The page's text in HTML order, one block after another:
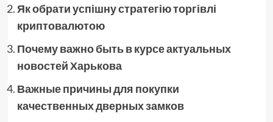
Як обрати успішну стратегію торгівлі
криптовалютою
Почему важно быть в курсе актуальных
новостей Харькова
Важные причины для покупки
качественных дверных замков